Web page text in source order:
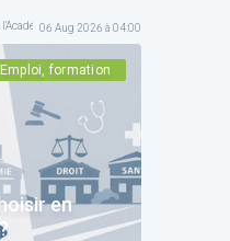
Royale
06 Aug 2026 à 04:00
Emploi, formation
en